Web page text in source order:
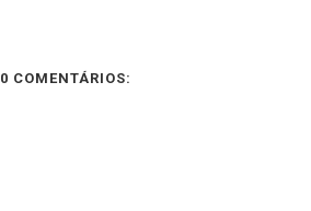
0 COMENTÁRIOS: